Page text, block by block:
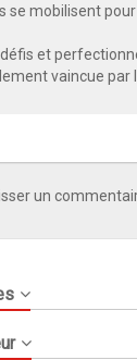
se mobilisent
et
vaincue
un